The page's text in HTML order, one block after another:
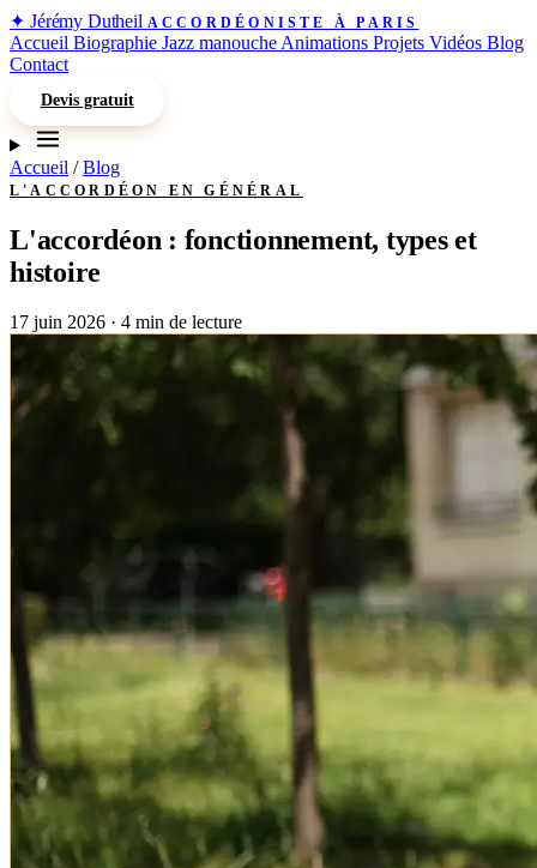
✦ Jérémy Dutheil ACCORDÉONISTE À PARIS
Accueil Biographie Jazz manouche Animations Projets Vidéos Blog
Contact
Devis gratuit
Accueil / Blog
L'ACCORDÉON EN GÉNÉRAL
L'accordéon : fonctionnement, types et
histoire
17 juin 2026 · 4 min de lecture